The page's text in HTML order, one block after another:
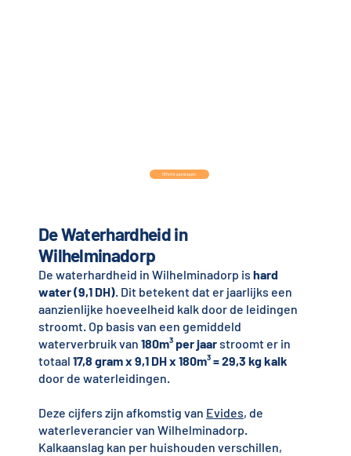
De Waterhardheid in
Wilhelminadorp
De waterhardheid in Wilhelminadorp is hard
water (9,1 DH). Dit betekent dat er jaarlijks een
aanzienlijke hoeveelheid kalk door de leidingen
stroomt. Op basis van een gemiddeld
waterverbruik van 180m³ per jaarstroomt er in
totaal 17,8 gram x 9,1 DH x 180m³ = 29,3 kg kalk
door de waterleidingen.
Deze cijfers zijn afkomstig van Evides, de
waterleverancier van Wilhelminadorp.
Kalkaanslag kan per huishouden verschillen,
Offerte aanvragen